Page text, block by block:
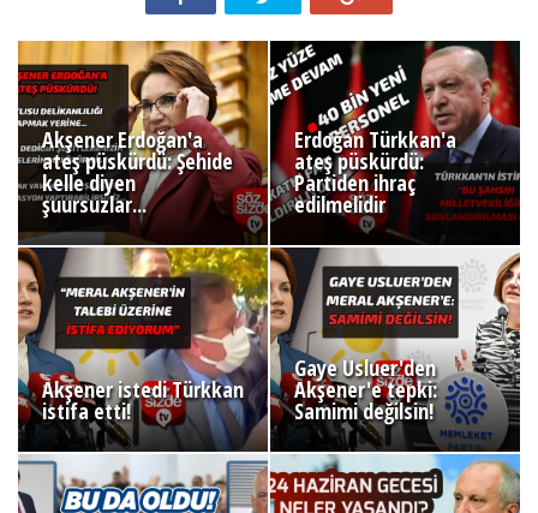
Akşener Erdoğan'a
ateş püskürdü: Şehide
kelle diyen
şuursuzlar...
Erdoğan Türkkan'a
ateş püskürdü:
Partiden ihraç
edilmelidir
Akşener istedi Türkkan
istifa etti!
Gaye Usluer'den
Akşener'e tepki:
Samimi değilsin!